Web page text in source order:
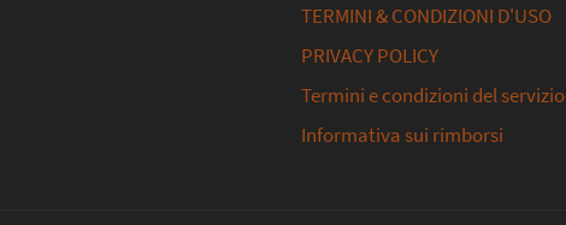
TERMINI & CONDIZIONI D'USO
PRIVACY POLICY
Termini e condizioni del servizio
Informativa sui rimborsi